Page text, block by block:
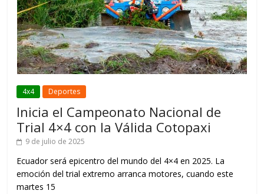
4x4 Deportes
Inicia el Campeonato Nacional de
Trial 4×4 con la Válida Cotopaxi
9 de julio de 2025
Ecuador será epicentro del mundo del 4×4 en 2025. La
emoción del trial extremo arranca motores, cuando este
martes 15